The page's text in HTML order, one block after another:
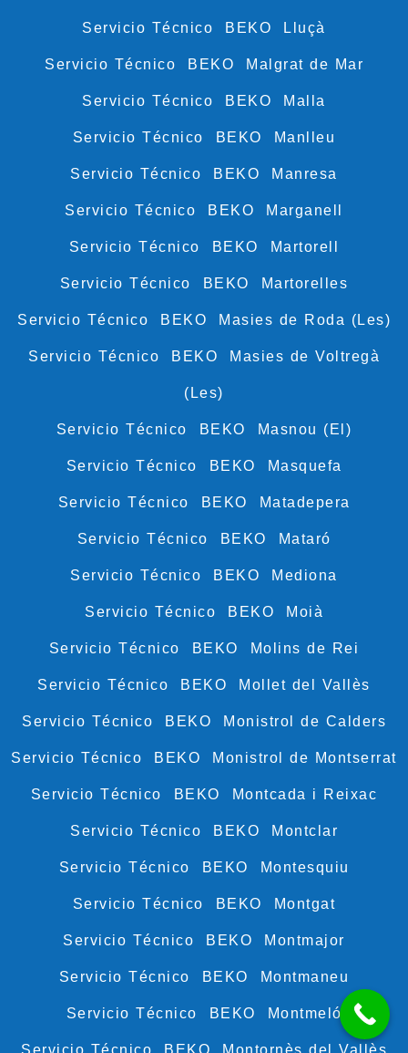
Servicio Técnico BEKO Lluçà
Servicio Técnico BEKO Malgrat de Mar
Servicio Técnico BEKO Malla
Servicio Técnico BEKO Manlleu
Servicio Técnico BEKO Manresa
Servicio Técnico BEKO Marganell
Servicio Técnico BEKO Martorell
Servicio Técnico BEKO Martorelles
Servicio Técnico BEKO Masies de Roda (Les)
Servicio Técnico BEKO Masies de Voltregà
(Les)
Servicio Técnico BEKO Masnou (El)
Servicio Técnico BEKO Masquefa
Servicio Técnico BEKO Matadepera
Servicio Técnico BEKO Mataró
Servicio Técnico BEKO Mediona
Servicio Técnico BEKO Moià
Servicio Técnico BEKO Molins de Rei
Servicio Técnico BEKO Mollet del Vallès
Servicio Técnico BEKO Monistrol de Calders
Servicio Técnico BEKO Monistrol de Montserrat
Servicio Técnico BEKO Montcada i Reixac
Servicio Técnico BEKO Montclar
Servicio Técnico BEKO Montesquiu
Servicio Técnico BEKO Montgat
Servicio Técnico BEKO Montmajor
Servicio Técnico BEKO Montmaneu
Servicio Técnico BEKO Montmeló
Servicio Técnico BEKO Montornès del Vallès